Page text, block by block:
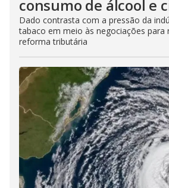
consumo de álcool e
Dado contrasta com a pressão da
tabaco em meio às negociações para
reforma tributária